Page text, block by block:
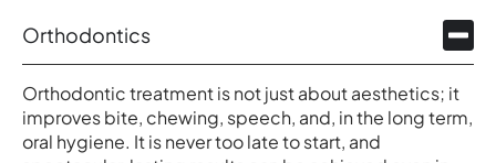
Orthodontics
Orthodontic treatment is not just about aesthetics; it
improves bite, chewing, speech, and, in the long term,
oral hygiene. It is never too late to start, and